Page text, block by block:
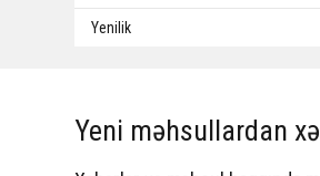
Yenilik
Yeni məhsullardan